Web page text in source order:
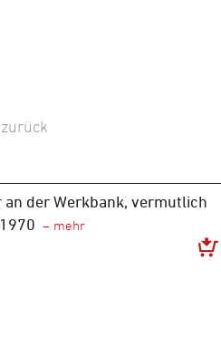
zurück
an der Werkbank, vermutlich